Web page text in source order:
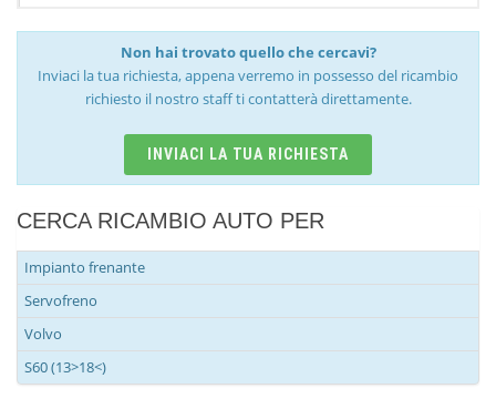
Non hai trovato quello che cercavi?
Inviaci la tua richiesta, appena verremo in possesso del ricambio
richiesto il nostro staff ti contatterà direttamente.
INVIACI LA TUA RICHIESTA
CERCA RICAMBIO AUTO PER
Impianto frenante
Servofreno
Volvo
S60 (13>18<)